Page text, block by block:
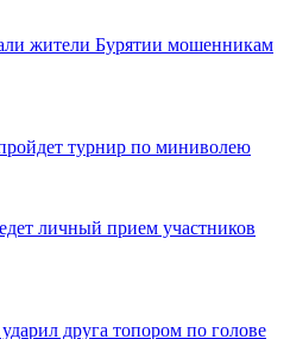
жители Бурятии мошенникам
турнир по миниволею
личный прием участников
друга топором по голове